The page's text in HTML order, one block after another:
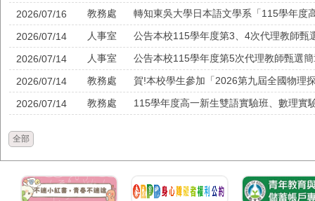
2026/07/16 教務處
2026/07/14 人事室 公告本校115學年度第3、4次代理教師甄
2026/07/14 人事室 公告本校115學年度第5次代理教師甄選
2026/07/14 教務處 賀!本校學生參加「2026第九屆全國物理
2026/07/14 教務處 115學年度高一新生雙語實驗班、數理實
全部